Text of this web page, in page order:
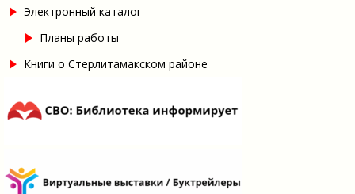
Электронный каталог
Планы работы
Книги о Стерлитамакском районе